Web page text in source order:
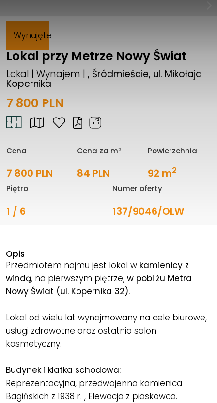
Wynajęte
Lokal przy Metrze Nowy Świat
Lokal | Wynajem |, Śródmieście, ul. Mikołaja
Kopernika
7 800 PLN
Cena
7 800 PLN
Cena za m2
84 PLN
Powierzchnia
92 m2
Piętro
1 / 6
Numer oferty
137/9046/OLW
Opis
Przedmiotem najmu jest lokal w kamienicy z
windą, na pierwszym piętrze, w pobliżu Metra
Nowy Świat (ul. Kopernika 32).
Lokal od wielu lat wynajmowany na cele biurowe,
usługi zdrowotne oraz ostatnio salon
kosmetyczny.
Budynek i klatka schodowa:
Reprezentacyjna, przedwojenna kamienica
Bagińskich z 1938 r. , Elewacja z piaskowca.